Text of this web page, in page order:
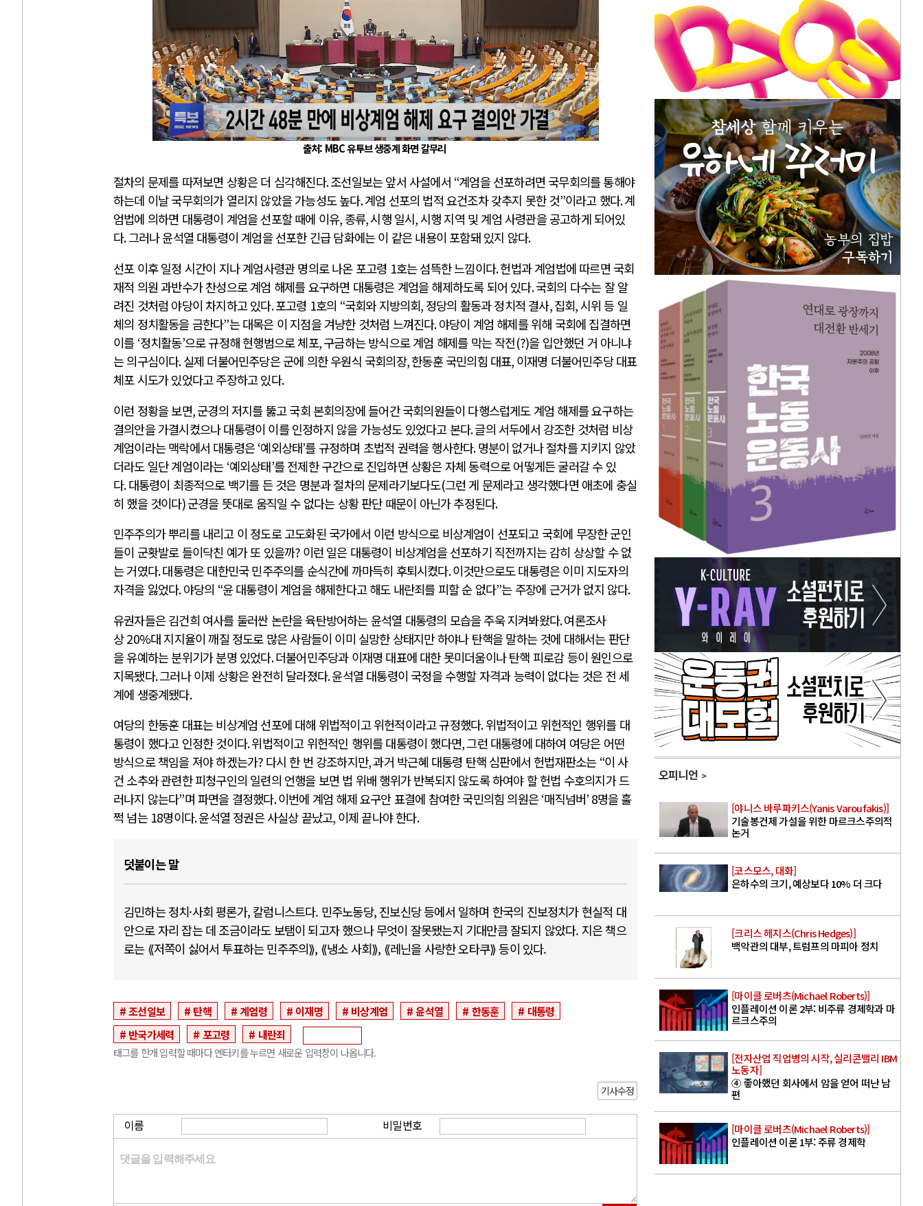
출처: MBC 유투브 생중계 화면 갈무리
절차의 문제를 따져보면 상황은 더 심각해진다.조선일보는 앞서 사설에서 “계엄을 선포하려면 국무회의를 통해야
하는데 이날 국무회의가 열리지 않았을 가능성도 높다.계엄 선포의 법적 요건조차 갖추지 못한 것”이라고 했다.계
엄법에 의하면 대통령이 계엄을 선포할 때에 이유, 종류,시행 일시,시행 지역 및 계엄 사령관을 공고하게 되어있
다.그러나 윤석열 대통령이 계엄을 선포한 긴급 담화에는 이 같은 내용이 포함돼 있지 않다.
선포 이후 일정 시간이 지나 계엄사령관 명의로 나온 포고령 1호는 섬뜩한 느낌이다.헌법과 계엄법에 따르면 국회
재적 의원 과반수가 찬성으로 계엄 해제를 요구하면 대통령은 계엄을 해제하도록 되어 있다.국회의 다수는 잘 알
려진 것처럼 야당이 차지하고 있다.포고령 1호의 “국회와 지방의회, 정당의 활동과 정치적 결사,집회,시위 등 일
체의 정치활동을 금한다”는 대목은 이 지점을 겨냥한 것처럼 느껴진다.야당이 계엄 해제를 위해 국회에 집결하면
이를 ‘정치활동’으로 규정해 현행범으로 체포,구금하는 방식으로 계엄 해제를 막는 작전(?)을 입안했던 거 아니냐
는 의구심이다.실제 더불어민주당은 군에 의한 우원식 국회의장,한동훈 국민의힘 대표, 이재명 더불어민주당 대표
체포 시도가 있었다고 주장하고 있다.
이런 정황을 보면,군경의 저지를 뚫고 국회 본회의장에 들어간 국회의원들이 다행스럽게도 계엄 해제를 요구하는
결의안을 가결시켰으나 대통령이 이를 인정하지 않을 가능성도 있었다고 본다.글의 서두에서 강조한 것처럼 비상
계엄이라는 맥락에서 대통령은‘예외상태’를 규정하며 초법적 권력을 행사한다.명분이 없거나 절차를 지키지 않았
더라도 일단 계엄이라는 ‘예외상태’를 전제한 구간으로 진입하면 상황은 자체 동력으로 어떻게든 굴러갈 수 있
다.대통령이 최종적으로 백기를 든 것은 명분과 절차의 문제라기보다도(그런 게 문제라고 생각했다면 애초에 충실
히 했을 것이다)군경을 뜻대로 움직일 수 없다는 상황 판단 때문이 아닌가 추정된다.
민주주의가 뿌리를 내리고 이 정도로 고도화된 국가에서 이런 방식으로 비상계엄이 선포되고 국회에 무장한 군인
들이 군홧발로 들이닥친 예가 또 있을까? 이런 일은 대통령이 비상계엄을 선포하기 직전까지는 감히 상상할 수 없
는 거였다.대통령은 대한민국 민주주의를 순식간에 까마득히 후퇴시켰다.이것만으로도 대통령은 이미 지도자의
자격을 잃었다.야당의 “윤 대통령이 계엄을 해제한다고 해도 내란죄를 피할 순 없다”는 주장에 근거가 없지 않다.
유권자들은 김건희 여사를 둘러싼 논란을 육탄방어하는 윤석열 대통령의 모습을 주욱 지켜봐왔다.여론조사
상20%대 지지율이 깨질 정도로 많은 사람들이 이미 실망한 상태지만 하야나 탄핵을 말하는 것에 대해서는 판단
을 유예하는 분위기가 분명 있었다.더불어민주당과 이재명 대표에 대한 못미더움이나 탄핵 피로감 등이 원인으로
지목됐다.그러나 이제 상황은 완전히 달라졌다.윤석열 대통령이 국정을 수행할 자격과 능력이 없다는 것은 전 세
계에 생중계됐다.
여당의 한동훈 대표는 비상계엄 선포에 대해 위법적이고 위헌적이라고 규정했다.위법적이고 위헌적인 행위를 대
통령이 했다고 인정한 것이다.위법적이고 위헌적인 행위를 대통령이 했다면,그런 대통령에 대하여 여당은 어떤
방식으로 책임을 져야 하겠는가? 다시 한 번 강조하지만,과거 박근혜 대통령 탄핵 심판에서 헌법재판소는 “이 사
건 소추와 관련한 피청구인의 일련의 언행을 보면 법 위배 행위가 반복되지 않도록 하여야 할 헌법 수호의지가 드
러나지 않는다”며 파면을 결정했다.이번에 계엄 해제 요구안 표결에 참여한 국민의힘 의원은‘매직넘버’ 8명을 훌
쩍 넘는 18명이다.윤석열 정권은 사실상 끝났고, 이제 끝나야 한다.
덧붙이는 말
김민하는 정치·사회 평론가, 칼럼니스트다. 민주노동당, 진보신당 등에서 일하며 한국의 진보정치가 현실적 대
안으로 자리 잡는 데 조금이라도 보탬이 되고자 했으나 무엇이 잘못됐는지 기대만큼 잘되지 않았다. 지은 책으
로는 ⟪저쪽이 싫어서 투표하는 민주주의⟫, ⟪냉소 사회⟫, ⟪레닌을 사랑한 오타쿠⟫ 등이 있다.
조선일보 탄핵 계엄령 이재명 비상계엄 윤석열 한동훈
대통령
반국가세력
포고령 내란죄
태그를 한개 입력할 때마다 엔터키를 누르면 새로운 입력창이 나옵니다.
기사수정
이름 비밀번호
오피니언
[야니스 바루파키스(Yanis Varoufakis)]
기술봉건제 가설을 위한 마르크스주의적
논거
[코스모스, 대화]
은하수의 크기, 예상보다 10% 더 크다
[크리스 헤지스(Chris Hedges)]
백악관의 대부, 트럼프의 마피아 정치
[마이클 로버츠(Michael Roberts)]
인플레이션 이론 2부: 비주류 경제학과 마
르크스주의
[전자산업 직업병의 시작, 실리콘밸리 IBM
노동자]
④ 좋아했던 회사에서 암을 얻어 떠난 남
편
[마이클 로버츠(Michael Roberts)]
인플레이션 이론 1부: 주류 경제학